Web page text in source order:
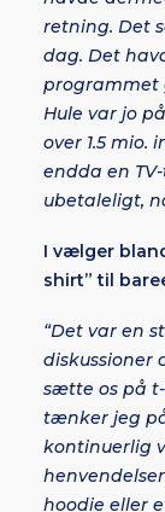
retning. Det
dag. Det
programmet
Hule var jo
over 1.5 mio.
endda en
ubetaleligt,
I vælger
shirt” til
“Det var en
diskussioner
sætte os på
tænker jeg
kontinuerlig
hoodie eller